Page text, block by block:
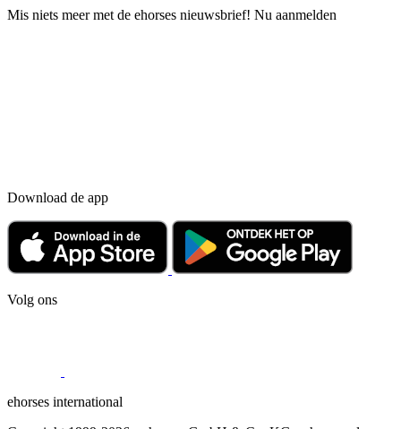
Mis niets meer met de ehorses nieuwsbrief! Nu aanmelden
Download de app
Volg ons
ehorses international